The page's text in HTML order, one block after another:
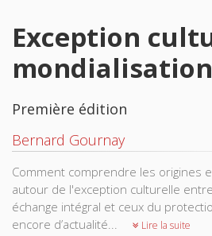
Exception
mondialisation
Première édition
Bernard Gournay
Comment comprendre les origines
autour de l'exception culturelle
échange intégral et ceux du
encore d’actualité...
Lire la suite